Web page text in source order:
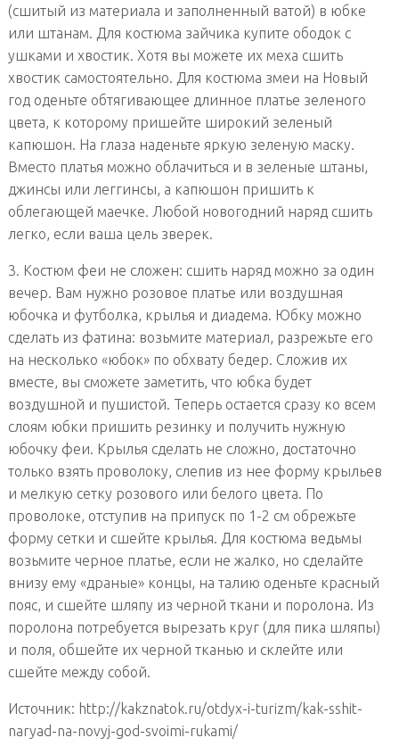
(сшитый из материала и заполненный ватой) в юбке
или штанам. Для костюма зайчика купите ободок с
ушками и хвостик. Хотя вы можете их меха сшить
хвостик самостоятельно. Для костюма змеи на Новый
год оденьте обтягивающее длинное платье зеленого
цвета, к которому пришейте широкий зеленый
капюшон. На глаза наденьте яркую зеленую маску.
Вместо платья можно облачиться и в зеленые штаны,
джинсы или леггинсы, а капюшон пришить к
облегающей маечке. Любой новогодний наряд сшить
легко, если ваша цель зверек.
3. Костюм феи не сложен: сшить наряд можно за один
вечер. Вам нужно розовое платье или воздушная
юбочка и футболка, крылья и диадема. Юбку можно
сделать из фатина: возьмите материал, разрежьте его
на несколько «юбок» по обхвату бедер. Сложив их
вместе, вы сможете заметить, что юбка будет
воздушной и пушистой. Теперь остается сразу ко всем
слоям юбки пришить резинку и получить нужную
юбочку феи. Крылья сделать не сложно, достаточно
только взять проволоку, слепив из нее форму крыльев
и мелкую сетку розового или белого цвета. По
проволоке, отступив на припуск по 1-2 см обрежьте
форму сетки и сшейте крылья. Для костюма ведьмы
возьмите черное платье, если не жалко, но сделайте
внизу ему «драные» концы, на талию оденьте красный
пояс, и сшейте шляпу из черной ткани и поролона. Из
поролона потребуется вырезать круг (для пика шляпы)
и поля, обшейте их черной тканью и склейте или
сшейте между собой.
Источник: http://kakznatok.ru/otdyx-i-turizm/kak-sshit-
naryad-na-novyj-god-svoimi-rukami/